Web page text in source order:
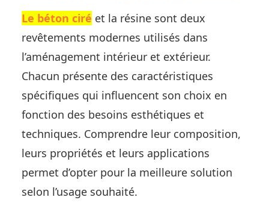
Le béton ciré et la résine sont deux
revêtements modernes utilisés dans
l’aménagement intérieur et extérieur.
Chacun présente des caractéristiques
spécifiques qui influencent son choix en
fonction des besoins esthétiques et
techniques. Comprendre leur composition,
leurs propriétés et leurs applications
permet d’opter pour la meilleure solution
selon l’usage souhaité.